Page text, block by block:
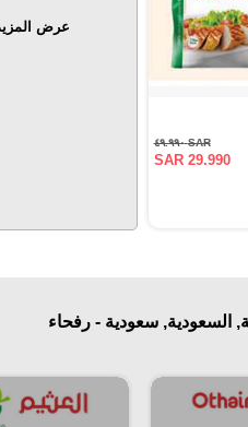
SAR ٤٩.٩٩٠
SAR 29.990
عرض
السعودية, سعودية - رفحاء